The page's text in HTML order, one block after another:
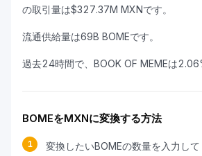
の取引量は$327.37M MXNです。
流通供給量は69B BOMEです。
過去24時間で、BOOK OF MEMEは
BOMEをMXNに変換する方法
1 変換したいBOMEの数量を入力し